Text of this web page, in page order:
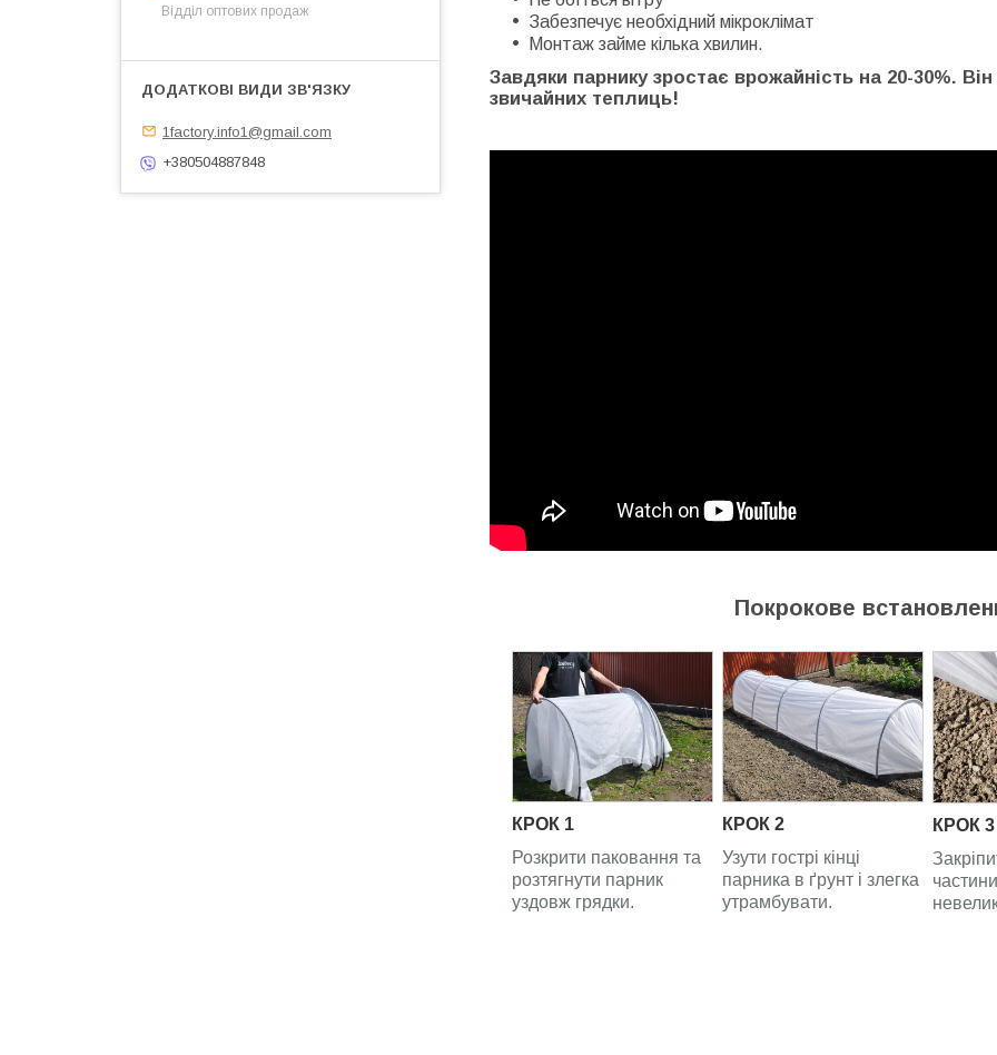
Забезпечує необхідний мікроклімат
Монтаж займе кілька хвилин.
Завдяки парнику зростає врожайність на 20-30%.
звичайних теплиць!
Покрокове
КРОК 1
Розкрити паковання та
розтягнути парник
уздовж грядки.
КРОК 2
Узути гострі кінці
парника в ґрунт і злегка
утрамбувати.
КРОК 3
Відділ оптових продаж
1factory.info1@gmail.com
+380504887848